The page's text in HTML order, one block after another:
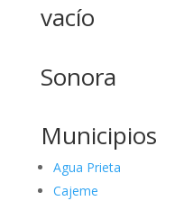
vacío
Sonora
Municipios
Agua Prieta
Cajeme